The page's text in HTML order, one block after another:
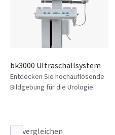
bk3000 Ultraschallsystem
Entdecken Sie hochauflösende
Bildgebung für die Urologie.
vergleichen